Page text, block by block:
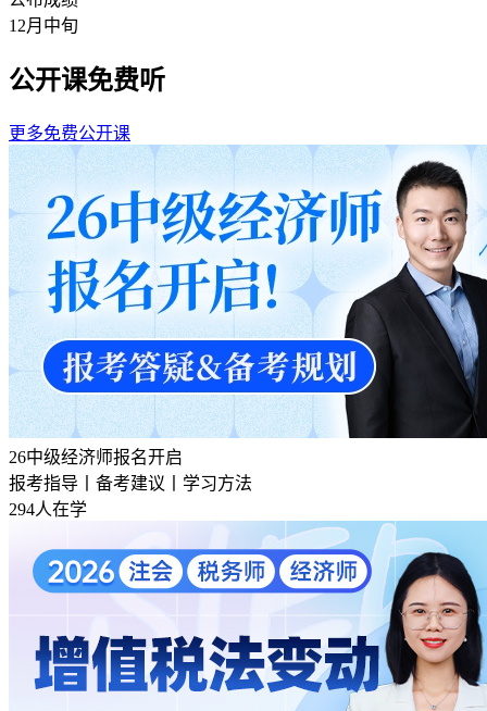
12月中旬
公开课免费听
更多免费公开课
26中级经济师报名开启
报考指导丨备考建议丨学习方法
294人在学